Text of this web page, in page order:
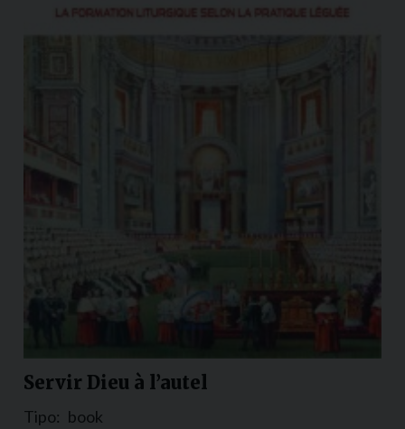
Servir Dieu à l’autel
Tipo: book